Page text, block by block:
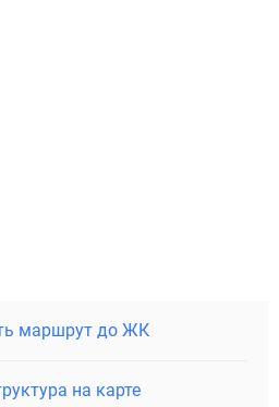
маршрут до ЖК
на карте